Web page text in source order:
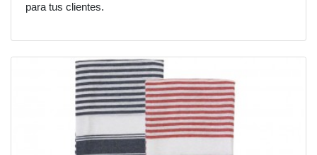
para tus clientes.